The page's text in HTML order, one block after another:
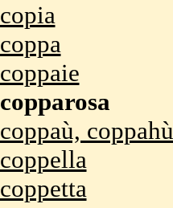
copia
coppa
coppaie
copparosa
coppaù, coppahù
coppella
coppetta